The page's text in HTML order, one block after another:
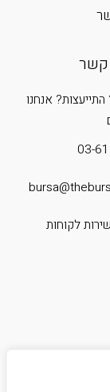
קשר
אנחנו
03-
לקוחות